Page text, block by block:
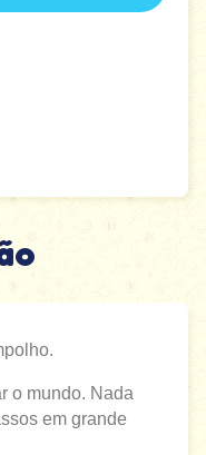
o mundo. Nada
em grande